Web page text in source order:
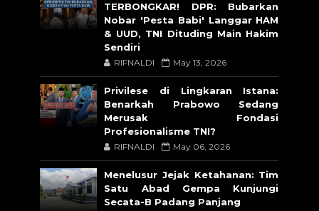
TERBONGKAR! DPR: Bubarkan
Nobar 'Pesta Babi' Langgar HAM
& UUD, TNI Dituding Main Hakim
Sendiri
RIFNALDI May 13, 2026
Privilese di Lingkaran Istana:
Benarkah Prabowo Sedang
Merusak Fondasi
Profesionalisme TNI?
RIFNALDI May 06, 2026
Menelusur Jejak Ketahanan: Tim
Satu Abad Gempa Kunjungi
Secata-B Padang Panjang